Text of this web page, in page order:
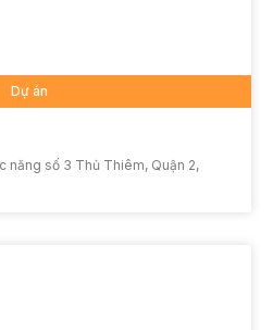
Dự án
năng số 3 Thủ Thiêm, Quận 2,